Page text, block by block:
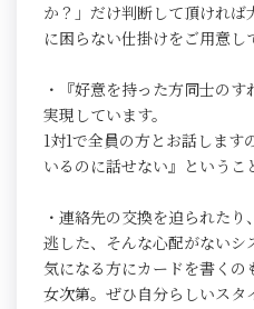
か？」だけ判断して頂けれ
に困らない仕掛けをご用意し
・『好意を持った方同士の
実現しています。
1対1で全員の方とお話しま
いるのに話せない』というこ
・連絡先の交換を迫られた
逃した、そんな心配がないシ
気になる方にカードを書く
女次第。ぜひ自分らしいスタ